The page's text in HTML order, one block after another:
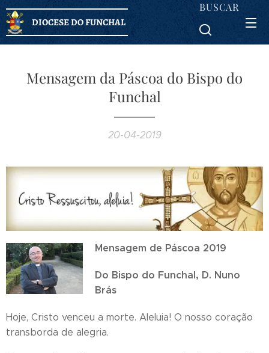
DIOCESE DO FUNCHAL
BUSCAR
Mensagem da Páscoa do Bispo do
Funchal
20-04-2019
Mensagem de Páscoa 2019
Do Bispo do Funchal, D. Nuno
Brás
Hoje, Cristo venceu a morte. Aleluia! O nosso coração
transborda de alegria.